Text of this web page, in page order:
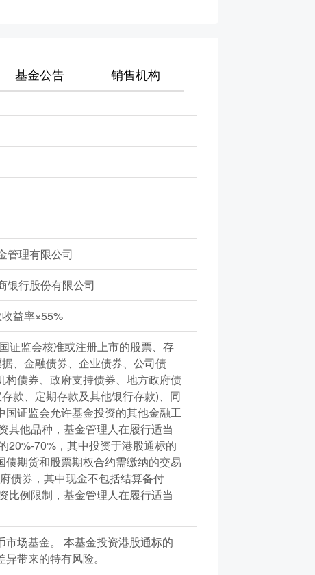
基金公告 销售机构
管理有限公司
银行股份有限公司
益率×55%
证监会核准或注册上市的股票、存
、金融债券、企业债券、公司债
债券、政府支持债券、地方政府债
款、定期存款及其他银行存款)、同
证监会允许基金投资的其他金融工
其他品种，基金管理人在履行适当
20%-70%，其中投资于港股通标的
期货和股票期权合约需缴纳的交易
债券，其中现金不包括结算备付
比例限制，基金管理人在履行适当
场基金。 本基金投资港股通标的
带来的特有风险。